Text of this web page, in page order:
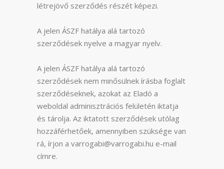
létrejövő szerződés részét képezi.
A jelen ÁSZF hatálya alá tartozó
szerződések nyelve a magyar nyelv.
A jelen ÁSZF hatálya alá tartozó
szerződések nem minősülnek írásba foglalt
szerződéseknek, azokat az Eladó a
weboldal adminisztrációs felületén iktatja
és tárolja. Az iktatott szerződések utólag
hozzáférhetőek, amennyiben szüksége van
rá, írjon a varrogabi@varrogabi.hu e-mail
címre.